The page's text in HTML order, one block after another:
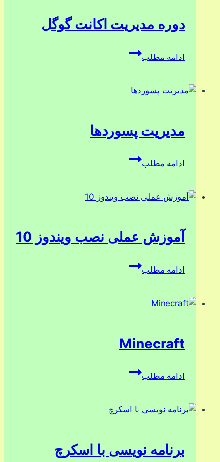
دوره مدیریت اکانت گوگل
ادامه مطلبدوره
گوگل
مدیریت پسوردها
ادامه مطلبمدیریت
آموزش عملی نصب ویندوز 10
ادامه مطلبآموزش
Minecraft
ادامه مطلبMinecraft
برنامه نویسی با اسکرچ